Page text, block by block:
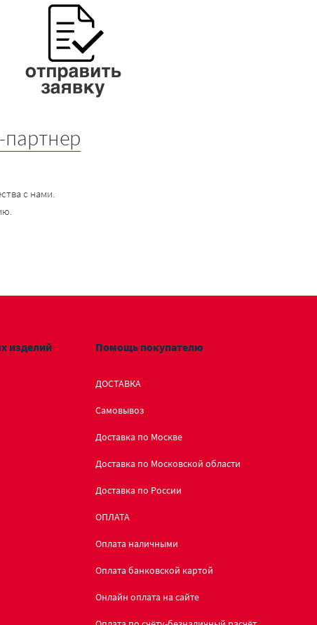
с нами.
изделий Помощь покупателю
ДОСТАВКА
Самовывоз
Доставка по Москве
Доставка по Московской области
Доставка по России
ОПЛАТА
Оплата наличными
Оплата банковской картой
Онлайн оплата на сайте